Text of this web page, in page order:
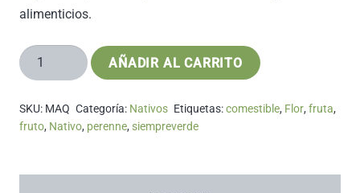
alimenticios.
Maqui
cantidad
AÑADIR AL CARRITO
SKU: MAQ Categoría: Nativos Etiquetas:comestible, Flor, fruta,
fruto, Nativo, perenne, siempreverde